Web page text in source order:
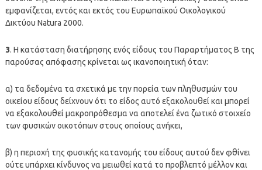
εμφανίζεται, εντός και εκτός του Ευρωπαϊκού Οικολογικού
Δικτύου Natura 2000.
3. Η κατάσταση διατήρησης ενός είδους του Παραρτήματος Β της
παρούσας απόφασης κρίνεται ως ικανοποιητική όταν:
α) τα δεδομένα τα σχετικά με την πορεία των πληθυσμών του
οικείου είδους δείχνουν ότι το είδος αυτό εξακολουθεί και μπορεί
να εξακολουθεί μακροπρόθεσμα να αποτελεί ένα ζωτικό στοιχείο
των φυσικών οικοτόπων στους οποίους ανήκει,
β) η περιοχή της φυσικής κατανομής του είδους αυτού δεν φθίνει
ούτε υπάρχει κίνδυνος να μειωθεί κατά το προβλεπτό μέλλον και